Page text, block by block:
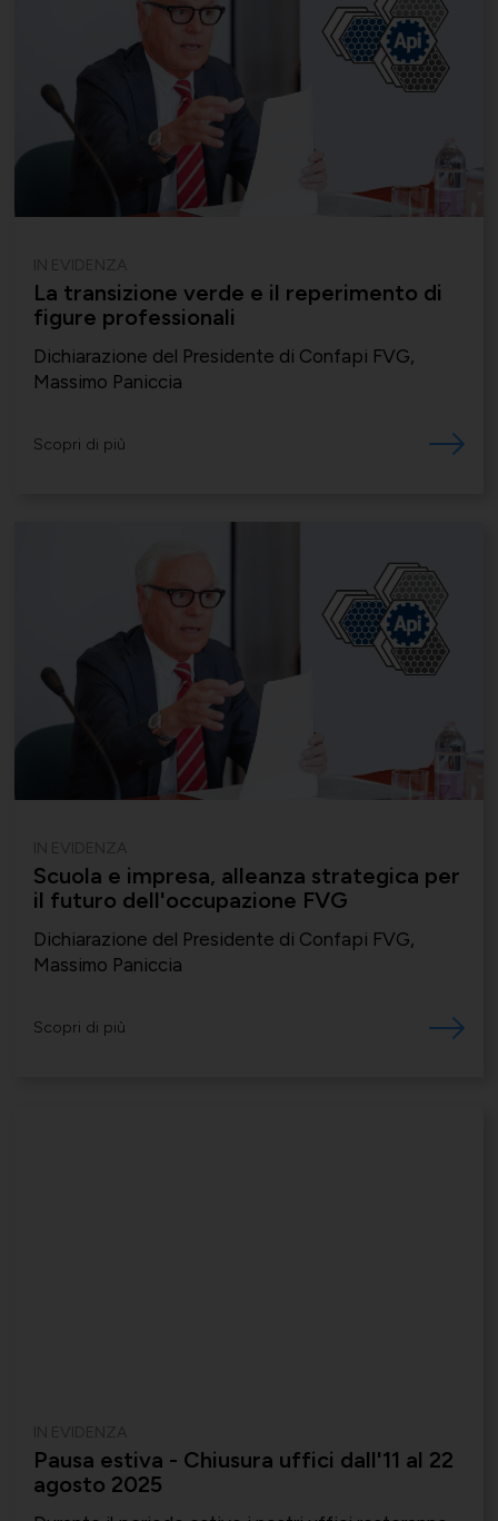
La transizione verde e il reperimento di
figure professionali
Dichiarazione del Presidente di Confapi FVG,
Massimo Paniccia
Scopri di più
Scuola e impresa, alleanza strategica per
il futuro dell'occupazione FVG
Dichiarazione del Presidente di Confapi FVG,
Massimo Paniccia
Scopri di più
Pausa estiva - Chiusura uffici dall'11 al 22
agosto 2025